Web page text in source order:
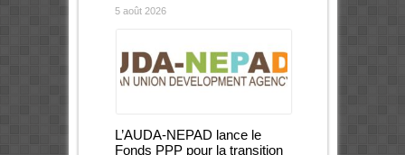
5 août 2026
L’AUDA-NEPAD lance le
Fonds PPP pour la transition